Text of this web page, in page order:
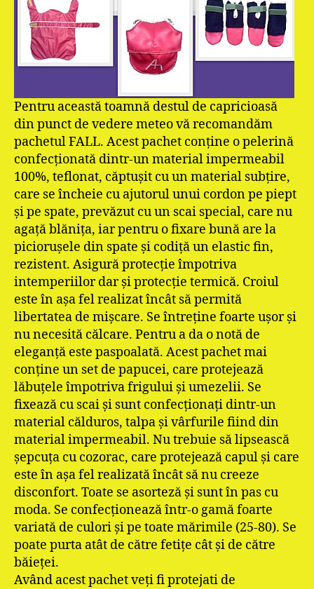
Pentru această toamnă destul de capricioasă
din punct de vedere meteo vă recomandăm
pachetul FALL. Acest pachet conţine o pelerină
confecţionată dintr-un material impermeabil
100%, teflonat, căptuşit cu un material subţire,
care se încheie cu ajutorul unui cordon pe piept
şi pe spate, prevăzut cu un scai special, care nu
agaţă blăniţa, iar pentru o fixare bună are la
picioruşele din spate şi codiţă un elastic fin,
rezistent. Asigură protecţie împotriva
intemperiilor dar şi protecţie termică. Croiul
este în aşa fel realizat încât să permită
libertatea de mişcare. Se întreţine foarte uşor şi
nu necesită călcare. Pentru a da o notă de
eleganţă este paspoalată. Acest pachet mai
conţine un set de papucei, care protejează
lăbuţele împotriva frigului şi umezelii. Se
fixează cu scai şi sunt confecţionaţi dintr-un
material călduros, talpa şi vârfurile fiind din
material impermeabil. Nu trebuie să lipsească
şepcuţa cu cozorac, care protejează capul şi care
este în aşa fel realizată încât să nu creeze
disconfort. Toate se asorteză şi sunt în pas cu
moda. Se confecţionează într-o gamă foarte
variată de culori şi pe toate mărimile (25-80). Se
poate purta atât de către fetiţe cât şi de către
băieţei.
Având acest pachet veţi fi protejati de